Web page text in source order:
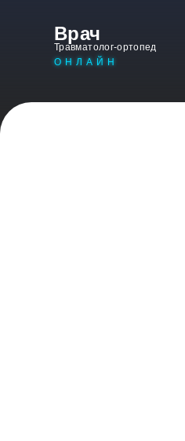
Врач
Травматолог-ортопед
ОНЛАЙН